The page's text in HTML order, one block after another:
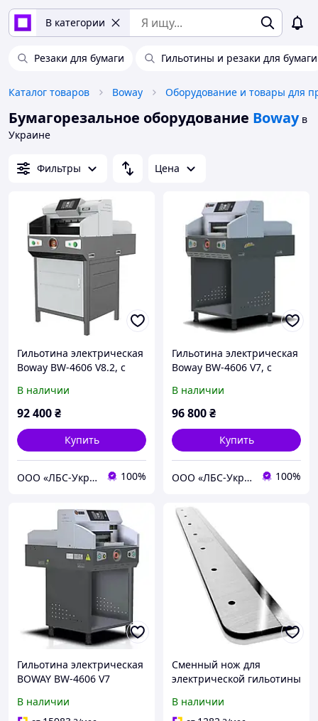
В категории
Резаки для бумаги Гильотины и резаки для бумаги
Каталог товаров Boway
Бумагорезальное оборудование Boway в
Украине
Фильтры Цена
Гильотина электрическая
Boway BW-4606 V8.2, с
В наличии
92 400₴
Купить
ООО «ЛБС-Україна» 100%
Гильотина электрическая
Boway BW-4606 V7, с
В наличии
96 800₴
Купить
ООО «ЛБС-Україна» 100%
Гильотина электрическая
BOWAY BW-4606 V7
В наличии
Сменный нож для
электрической гильотины
703)
В наличии